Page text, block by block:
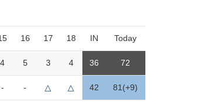
16 17 18 IN Today
4 5 3 4 36 72
- - △ △ 42 81(+9)